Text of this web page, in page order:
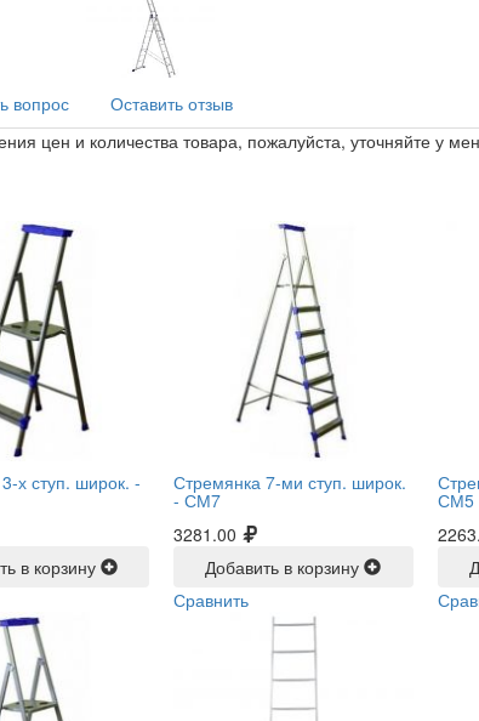
вопрос
Оставить отзыв
цен и количества товара, пожалуйста, уточняйте у
х ступ. широк. -
в корзину
Стремянка 7-ми ступ. широк.
- СМ7
3281.00
Добавить в корзину
Сравнить
СМ5